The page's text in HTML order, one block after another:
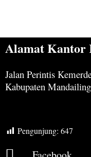
Alamat Kantor
Jalan Perintis
Kabupaten
Pengunjung: 647